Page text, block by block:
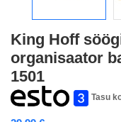
King Hoff
organisaator
1501
Tasu